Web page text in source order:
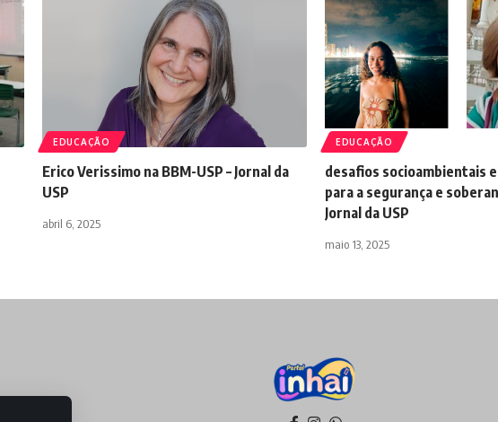
EDUCAÇÃO
Erico Verissimo na BBM-USP – Jornal da
USP
abril 6, 2025
EDUCAÇÃO
desafios socioambientais
para a segurança e
Jornal da USP
maio 13, 2025